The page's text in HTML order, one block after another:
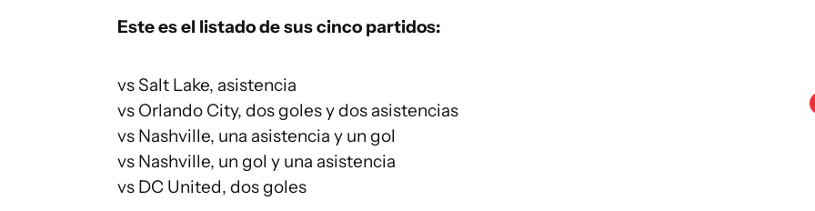
Este es el listado de sus cinco partidos:
vs Salt Lake, asistencia
vs Orlando City, dos goles y dos asistencias
vs Nashville, una asistencia y un gol
vs Nashville, un gol y una asistencia
vs DC United, dos goles